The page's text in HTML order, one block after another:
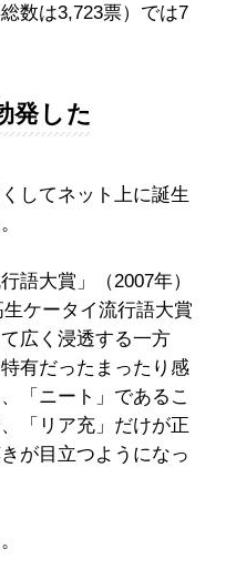
数は3,723票）では7
発した
してネット上に誕生
語大賞」（2007年）
ケータイ流行語大賞
広く浸透する一方
有だったまったり感
「ニート」であるこ
「リア充」だけが正
が目立つようになっ